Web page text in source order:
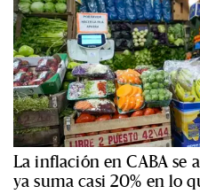
La inflación en CABA se
ya suma casi 20% en lo